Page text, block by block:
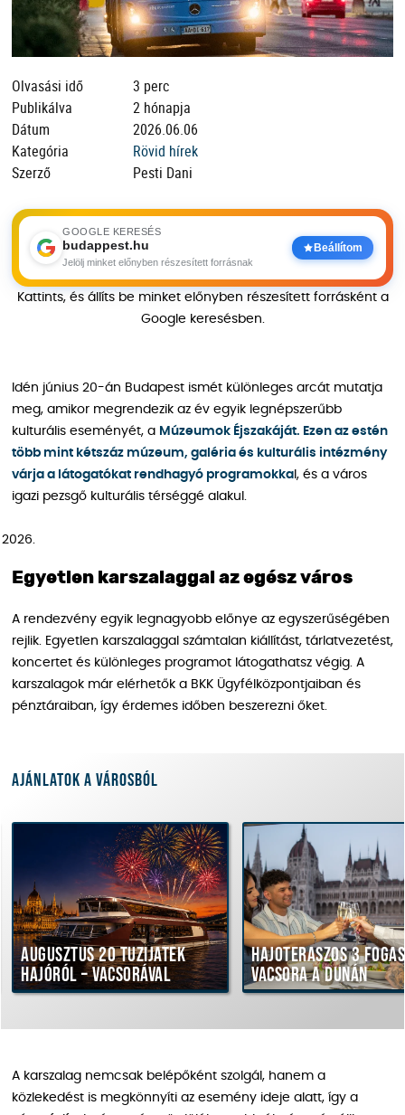
Olvasási idő
3 perc
Publikálva
2 hónapja
Dátum
2026.06.06
Kategória
Rövid hírek
Szerző
Pesti Dani
GOOGLE KERESÉS
budappest.hu
Jelölj minket előnyben részesített forrásnak
Beállítom
Kattints, és állíts be minket előnyben részesített forrásként a
Google keresésben.
Idén június 20-án Budapest ismét különleges arcát mutatja
meg, amikor megrendezik az év egyik legnépszerűbb
kulturális eseményét, a Múzeumok Éjszakáját. Ezen az estén
több mint kétszáz múzeum, galéria és kulturális intézmény
várja a látogatókat rendhagyó programokka l, és a város
igazi pezsgő kulturális térséggé alakul.
Egyetlen karszalaggal az egész város
A rendezvény egyik legnagyobb előnye az egyszerűségében
rejlik. Egyetlen karszalaggal számtalan kiállítást, tárlatvezetést,
koncertet és különleges programot látogathatsz végig. A
karszalagok már elérhetők a BKK Ügyfélközpontjaiban és
pénztáraiban, így érdemes időben beszerezni őket.
Ajánlatok a városból
20 tűzijáték
– vacsorával
Hajóteraszos 3 fogásos
vacsora a Dunán
A karszalag nemcsak belépőként szolgál, hanem a
közlekedést is megkönnyíti az esemény ideje alatt, így a